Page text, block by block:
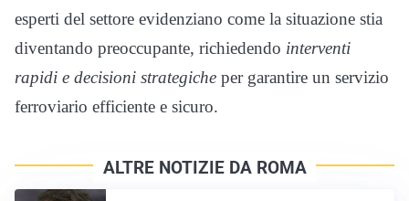
esperti del settore evidenziano come la situazione stia
diventando preoccupante, richiedendo interventi
rapidi e decisioni strategiche per garantire un servizio
ferroviario efficiente e sicuro.
ALTRE NOTIZIE DA ROMA